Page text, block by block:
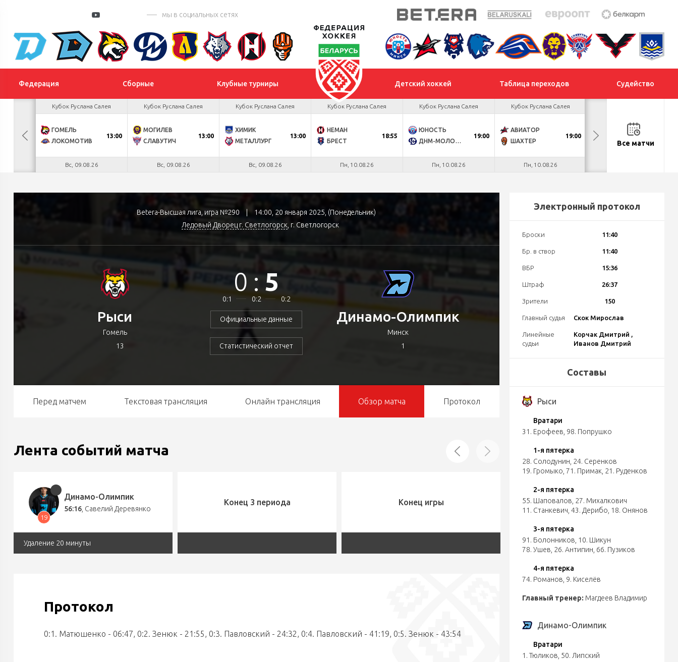
мы в социальных сетях
Федерация Сборные Клубные турниры Детский хоккей Таблица переходов Судейство
БУЛ
Кубок Руслана Салея
ГОМЕЛЬ
ЛОКОМОТИВ
13:00
Вс, 09.08.26
Кубок Руслана Салея
МОГИЛЕВ
СЛАВУТИЧ
13:00
Вс, 09.08.26
Кубок Руслана Салея
ХИМИК
МЕТАЛЛУРГ
13:00
Вс, 09.08.26
Кубок Руслана Салея
НЕМАН
БРЕСТ
18:55
Пн, 10.08.26
Кубок Руслана Салея
ЮНОСТЬ
ДНМ-МОЛОДЕЧНО
19:00
Пн, 10.08.26
Кубок Руслана Салея
АВИАТОР
ШАХТЕР
19:00
Пн, 10.08.26
МОГИЛЕВ
МЕТАЛЛУРГ
Все матчи
Betera-Высшая лига, игра №290 |
14:00, 20 января 2025, (Понедельник)
Ледовый Дворец г. Светлогорск , г. Светлогорск
Рыси
Гомель
13
0 :5
0:1 0:2 0:2
Официальные данные
Статистический отчет
Динамо-Олимпик
Минск
1
Перед матчем Текстовая трансляция Онлайн трансляция Обзор матча Протокол
Лента событий матча
19
Динамо-Олимпик
56:16 Савелий Деревянко
Удаление 20 минуты
Конец 3 периода Конец игры
Протокол
0:1. Матюшенко - 06:47, 0:2. Зенюк - 21:55, 0:3. Павловский - 24:32, 0:4. Павловский - 41:19, 0:5. Зенюк - 43:54
Электронный протокол
Броски 11:40
Бр. в створ 11:40
ВБР 15:36
Штраф 26:37
Зрители 150
Главный судья Скок Мирослав
Линейные
судьи
Корчак Дмитрий ,
Иванов Дмитрий
Составы
Рыси
Вратари
31. Ерофеев 98. Попрушко
1-я пятерка
28. Солодунин 24. Серенков
19. Громыко 71. Примак 21. Руденков
2-я пятерка
55. Шаповалов 27. Михалкович
11. Станкевич 43. Дерибо 18. Онянов
3-я пятерка
91. Болонников 10. Шикун
78. Ушев 26. Антипин 66. Пузиков
4-я пятерка
74. Романов 9. Киселёв
Главный тренер: Магдеев Владимир
Динамо-Олимпик
Вратари
1. Тюликов 50. Липский